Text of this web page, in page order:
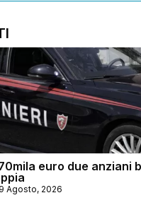
euro due anziani
9 Agosto, 2026